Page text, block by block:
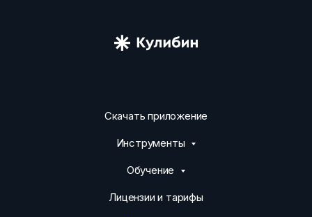
Скачать приложение
Инструменты
Обучение
Лицензии и тарифы